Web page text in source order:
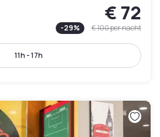
€ 72
-29% € 100per nacht
11h - 17h